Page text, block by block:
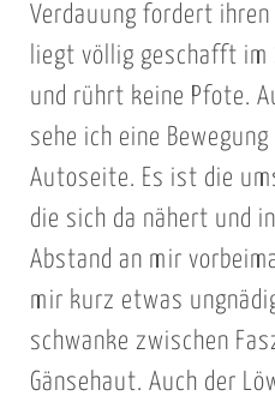
Verdauung fordert
liegt völlig geschafft
und rührt keine Pfote.
sehe ich eine
Autoseite. Es ist die
die sich da nähert und
Abstand an mir
mir kurz etwas
schwanke zwischen
Gänsehaut. Auch der